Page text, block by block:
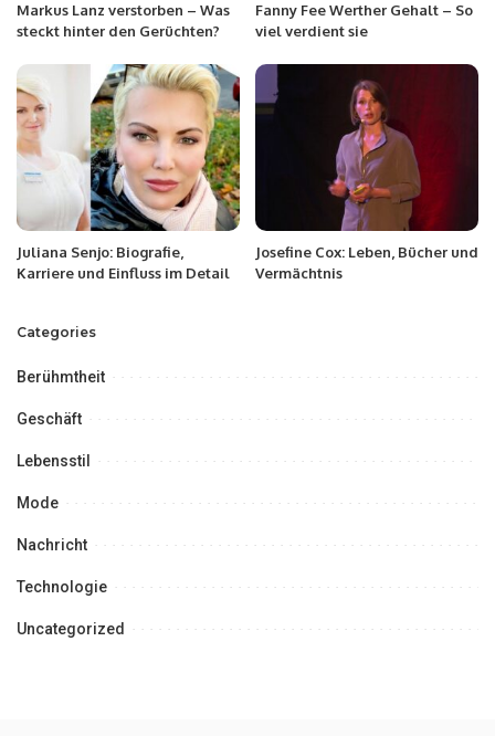
Markus Lanz verstorben – Was
steckt hinter den Gerüchten?
Fanny Fee Werther Gehalt – So
viel verdient sie
Juliana Senjo: Biografie,
Karriere und Einfluss im Detail
Josefine Cox: Leben, Bücher und
Vermächtnis
Categories
Berühmtheit
Geschäft
Lebensstil
Mode
Nachricht
Technologie
Uncategorized